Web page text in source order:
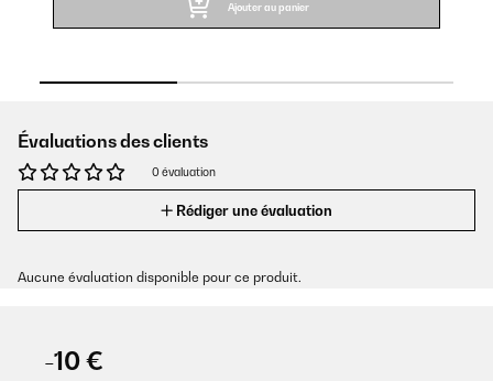
Ajouter au panier
Évaluations des clients
0 évaluation
Rédiger une évaluation
Aucune évaluation disponible pour ce produit.
-10 €